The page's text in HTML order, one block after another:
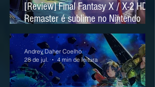
[Review] Final Fantasy X / X-2 HD
Remaster é sublime no Nintendo
Switch 2
Andrey Daher Coelho
28 de jul.
4 min de leitura